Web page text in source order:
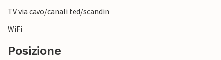
TV via cavo/canali ted/scandin
WiFi
Posizione